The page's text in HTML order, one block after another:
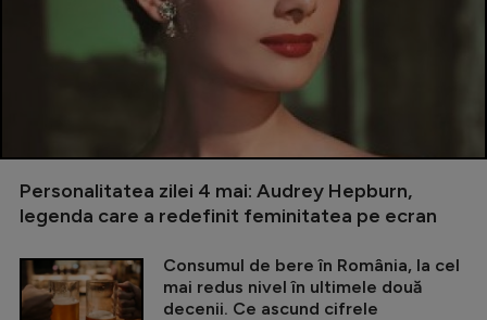
Personalitatea zilei 4 mai: Audrey Hepburn,
legenda care a redefinit feminitatea pe ecran
Consumul de bere în România, la cel
mai redus nivel în ultimele două
decenii. Ce ascund cifrele